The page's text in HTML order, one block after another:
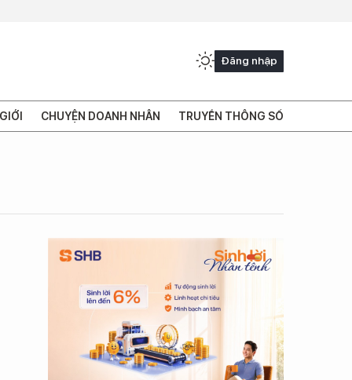
Đăng nhập
CHUYỆN DOANH NHÂN TRUYỀN THÔNG SỐ